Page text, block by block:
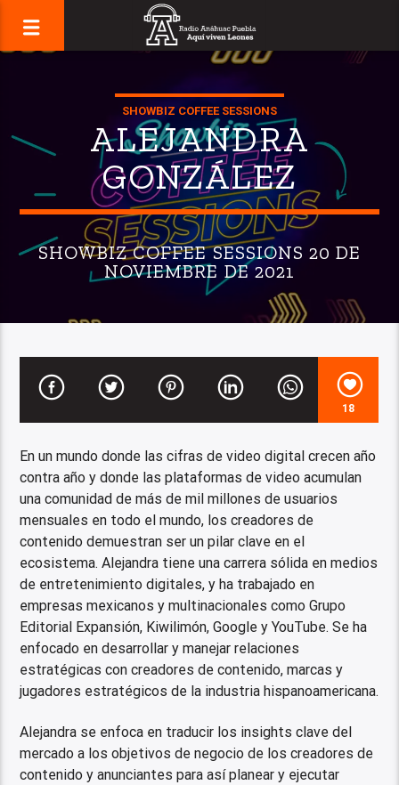
SHOWBIZ COFFEE SESSIONS
ALEJANDRA
GONZÁLEZ
SHOWBIZ COFFEE SESSIONS 20 DE
NOVIEMBRE DE 2021
18
En un mundo donde las cifras de video digital crecen año
contra año y donde las plataformas de video acumulan
una comunidad de más de mil millones de usuarios
mensuales en todo el mundo, los creadores de
contenido demuestran ser un pilar clave en el
ecosistema. Alejandra tiene una carrera sólida en medios
de entretenimiento digitales, y ha trabajado en
empresas mexicanos y multinacionales como Grupo
Editorial Expansión, Kiwilimón, Google y YouTube. Se ha
enfocado en desarrollar y manejar relaciones
estratégicas con creadores de contenido, marcas y
jugadores estratégicos de la industria hispanoamericana.
Alejandra se enfoca en traducir los insights clave del
mercado a los objetivos de negocio de los creadores de
contenido y anunciantes para así planear y ejecutar